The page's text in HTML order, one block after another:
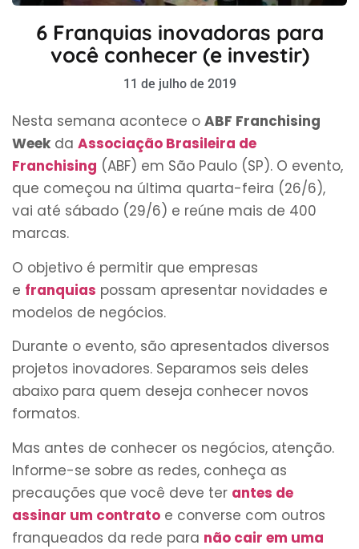
6 Franquias inovadoras para
você conhecer (e investir)
11 de julho de 2019
Nesta semana acontece o ABF Franchising
Week da Associação Brasileira de
Franchising (ABF) em São Paulo (SP). O evento,
que começou na última quarta-feira (26/6),
vai até sábado (29/6) e reúne mais de 400
marcas.
O objetivo é permitir que empresas
e franquias possam apresentar novidades e
modelos de negócios.
Durante o evento, são apresentados diversos
projetos inovadores. Separamos seis deles
abaixo para quem deseja conhecer novos
formatos.
Mas antes de conhecer os negócios, atenção.
Informe-se sobre as redes, conheça as
precauções que você deve ter antes de
assinar um contrato e converse com outros
franqueados da rede para não cair em uma